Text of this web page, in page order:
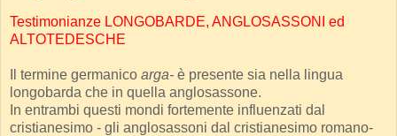
Testimonianze LONGOBARDE, ANGLOSASSONI ed
ALTOTEDESCHE
Il termine germanico arga- è presente sia nella lingua
longobarda che in quella anglosassone.
In entrambi questi mondi fortemente influenzati dal
cristianesimo - gli anglosassoni dal cristianesimo romano-